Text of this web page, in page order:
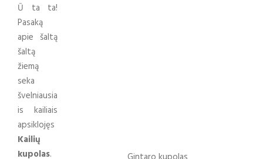
Ū ta ta!
Pasaką
apie šaltą
šaltą
žiemą
seka
švelniausia
is kailiais
apsiklojęs
Kailių
kupolas.